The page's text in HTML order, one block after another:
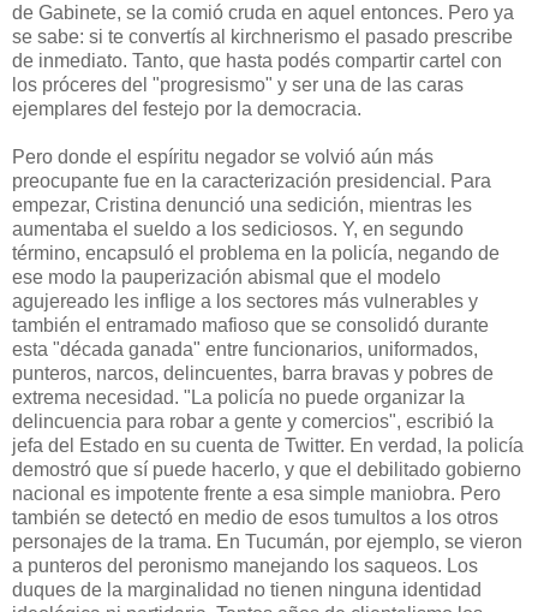
de Gabinete, se la comió cruda en aquel entonces. Pero ya
se sabe: si te convertís al kirchnerismo el pasado prescribe
de inmediato. Tanto, que hasta podés compartir cartel con
los próceres del "progresismo" y ser una de las caras
ejemplares del festejo por la democracia.
Pero donde el espíritu negador se volvió aún más
preocupante fue en la caracterización presidencial. Para
empezar, Cristina denunció una sedición, mientras les
aumentaba el sueldo a los sediciosos. Y, en segundo
término, encapsuló el problema en la policía, negando de
ese modo la pauperización abismal que el modelo
agujereado les inflige a los sectores más vulnerables y
también el entramado mafioso que se consolidó durante
esta "década ganada" entre funcionarios, uniformados,
punteros, narcos, delincuentes, barra bravas y pobres de
extrema necesidad. "La policía no puede organizar la
delincuencia para robar a gente y comercios", escribió la
jefa del Estado en su cuenta de Twitter. En verdad, la policía
demostró que sí puede hacerlo, y que el debilitado gobierno
nacional es impotente frente a esa simple maniobra. Pero
también se detectó en medio de esos tumultos a los otros
personajes de la trama. En Tucumán, por ejemplo, se vieron
a punteros del peronismo manejando los saqueos. Los
duques de la marginalidad no tienen ninguna identidad